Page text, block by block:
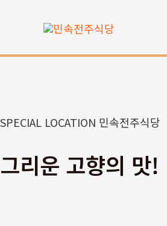
로
기
SPECIAL LOCATION 민속전주식당
그리운 고향의 맛!